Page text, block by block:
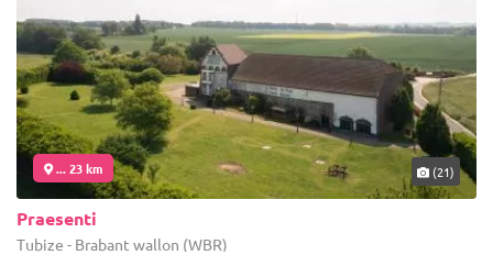
... 23 km (21)
Praesenti
Tubize - Brabant wallon (WBR)